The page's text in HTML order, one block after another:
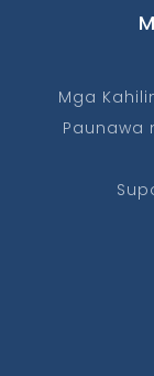
Mga
Paunawa